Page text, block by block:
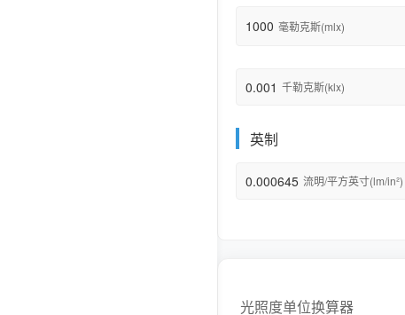
1000 毫勒克斯(mlx)
0.001 千勒克斯(klx)
英制
0.000645 流明/平方英寸(lm/in²)
光照度单位换算器